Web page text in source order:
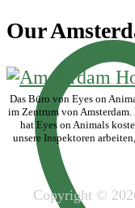
Our
Das Büro von Eyes on
im Zentrum von
hat Eyes on Animals
unsere Inspektoren
Copyright ©